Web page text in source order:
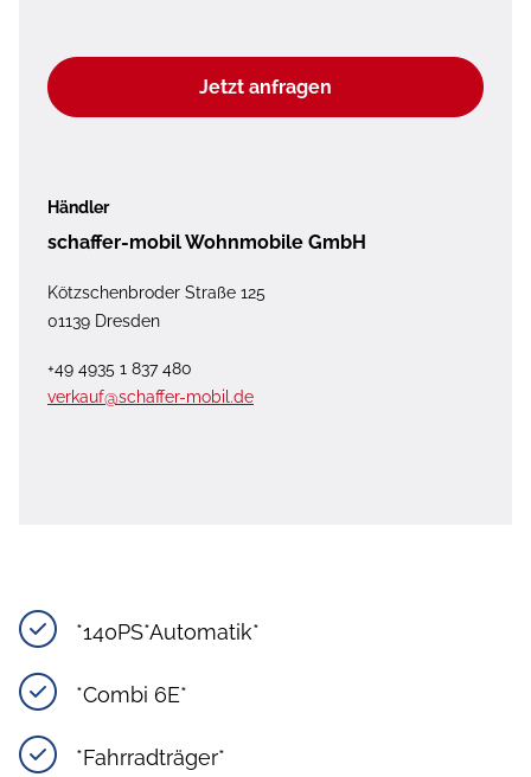
Jetzt anfragen
Händler
schaffer-mobil Wohnmobile GmbH
Kötzschenbroder Straße 125
01139 Dresden
+49 4935 1 837 480
verkauf@schaffer-mobil.de
*140PS*Automatik*
*Combi 6E*
*Fahrradträger*